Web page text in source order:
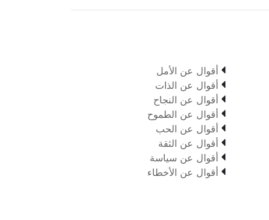
 أقوال عن الأمل
 أقوال عن الذات
 أقوال عن النجاح
 أقوال عن الطموح
 أقوال عن الحب
 أقوال عن الثقة
 أقوال عن سياسة
 أقوال عن الأخطاء